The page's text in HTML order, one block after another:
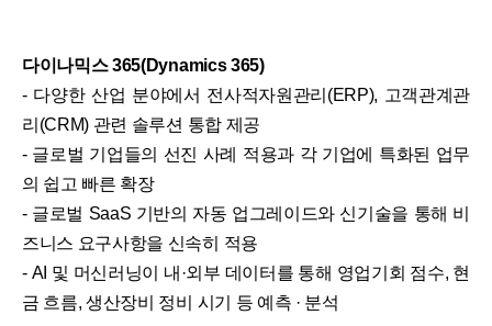
다이나믹스 365(Dynamics 365)
- 다양한 산업 분야에서 전사적자원관리(ERP), 고객관계관
리(CRM) 관련 솔루션 통합 제공
- 글로벌 기업들의 선진 사례 적용과 각 기업에 특화된 업무
의 쉽고 빠른 확장
- 글로벌 SaaS 기반의 자동 업그레이드와 신기술을 통해 비
즈니스 요구사항을 신속히 적용
- AI 및 머신러닝이 내·외부 데이터를 통해 영업기회 점수, 현
금 흐름, 생산장비 정비 시기 등 예측 · 분석